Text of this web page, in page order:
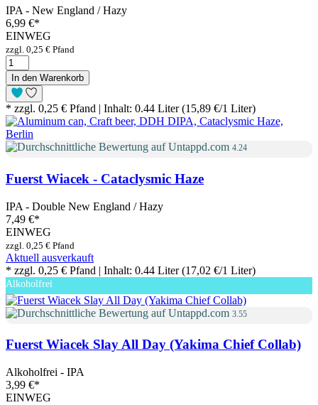
IPA - New England / Hazy
6,99 €*
EINWEG
zzgl. 0,25 € Pfand
In den Warenkorb
* zzgl. 0,25 € Pfand | Inhalt: 0.44 Liter (15,89 €/1 Liter)
4.24
Fuerst Wiacek - Cataclysmic Haze
IPA - Double New England / Hazy
7,49 €*
EINWEG
zzgl. 0,25 € Pfand
Aktuell ausverkauft
* zzgl. 0,25 € Pfand | Inhalt: 0.44 Liter (17,02 €/1 Liter)
Alkoholfrei
3.55
Fuerst Wiacek Slay All Day (Yakima Chief Collab)
Alkoholfrei - IPA
3,99 €*
EINWEG